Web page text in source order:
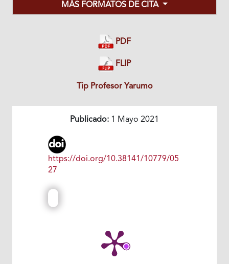
MÁS FORMATOS DE CITA
PDF
FLIP
Tip Profesor Yarumo
Publicado: 1 Mayo 2021
https://doi.org/10.38141/10779/05
27